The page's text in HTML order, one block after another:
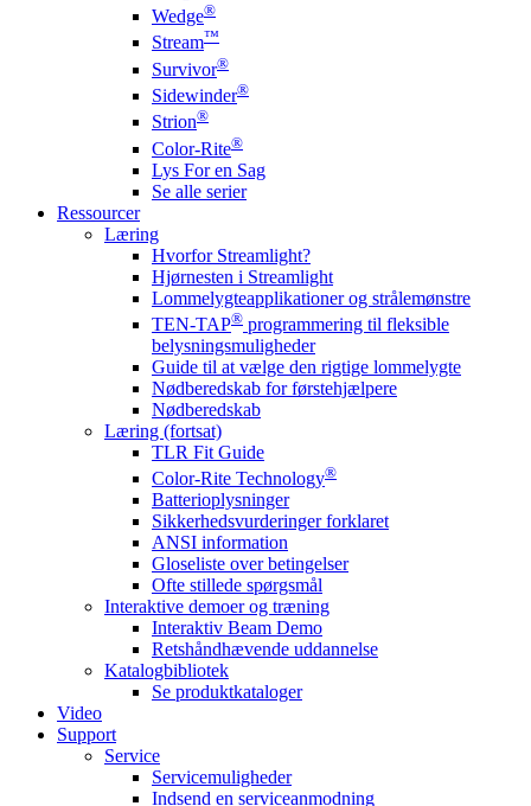
Wedge®
Stream™
Survivor®
Sidewinder®
Strion®
Color-Rite®
Lys For en Sag
Se alle serier
Ressourcer
Læring
Hvorfor Streamlight?
Hjørnesten i Streamlight
Lommelygteapplikationer og strålemønstre
TEN-TAP® programmering til fleksible
belysningsmuligheder
Guide til at vælge den rigtige lommelygte
Nødberedskab for førstehjælpere
Nødberedskab
Læring (fortsat)
TLR Fit Guide
Color-Rite Technology®
Batterioplysninger
Sikkerhedsvurderinger forklaret
ANSI information
Gloseliste over betingelser
Ofte stillede spørgsmål
Interaktive demoer og træning
Interaktiv Beam Demo
Retshåndhævende uddannelse
Katalogbibliotek
Se produktkataloger
Video
Support
Service
Servicemuligheder
Indsend en serviceanmodning